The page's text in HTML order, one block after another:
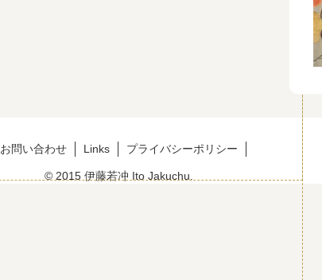
お問い合わせ Links プライバシーポリシー
© 2015 伊藤若冲 Ito Jakuchu.